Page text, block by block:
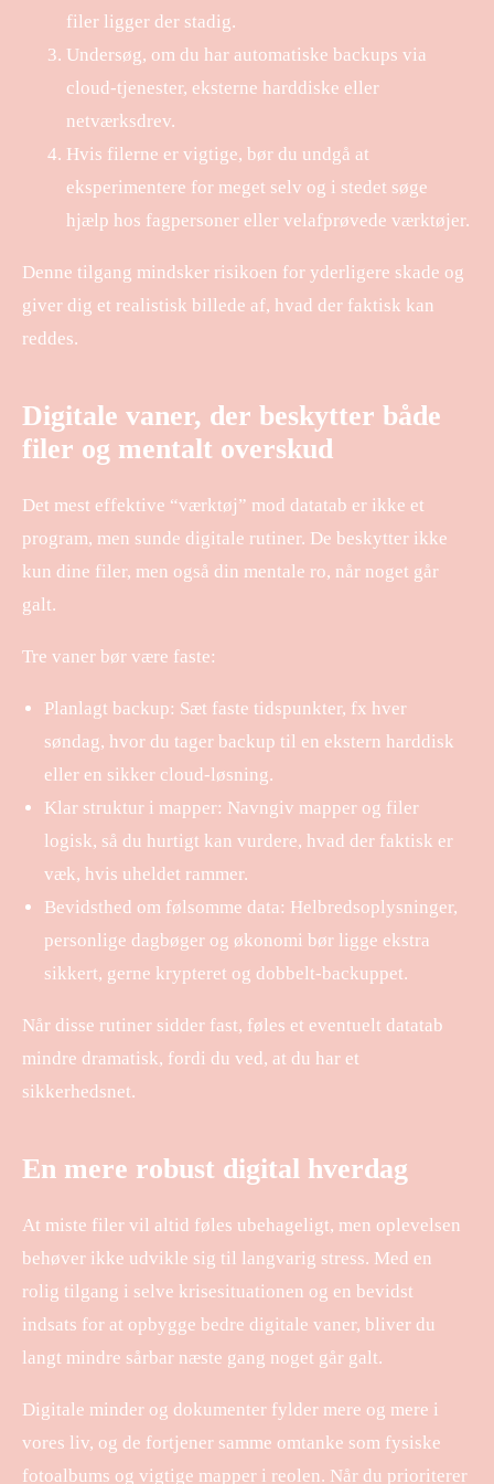
filer ligger der stadig.
Undersøg, om du har automatiske backups via
cloud-tjenester, eksterne harddiske eller
netværksdrev.
Hvis filerne er vigtige, bør du undgå at
eksperimentere for meget selv og i stedet søge
hjælp hos fagpersoner eller velafprøvede værktøjer.
Denne tilgang mindsker risikoen for yderligere skade og
giver dig et realistisk billede af, hvad der faktisk kan
reddes.
Digitale vaner, der beskytter både
filer og mentalt overskud
Det mest effektive “værktøj” mod datatab er ikke et
program, men sunde digitale rutiner. De beskytter ikke
kun dine filer, men også din mentale ro, når noget går
galt.
Tre vaner bør være faste:
Planlagt backup: Sæt faste tidspunkter, fx hver
søndag, hvor du tager backup til en ekstern harddisk
eller en sikker cloud-løsning.
Klar struktur i mapper: Navngiv mapper og filer
logisk, så du hurtigt kan vurdere, hvad der faktisk er
væk, hvis uheldet rammer.
Bevidsthed om følsomme data: Helbredsoplysninger,
personlige dagbøger og økonomi bør ligge ekstra
sikkert, gerne krypteret og dobbelt-backuppet.
Når disse rutiner sidder fast, føles et eventuelt datatab
mindre dramatisk, fordi du ved, at du har et
sikkerhedsnet.
En mere robust digital hverdag
At miste filer vil altid føles ubehageligt, men oplevelsen
behøver ikke udvikle sig til langvarig stress. Med en
rolig tilgang i selve krisesituationen og en bevidst
indsats for at opbygge bedre digitale vaner, bliver du
langt mindre sårbar næste gang noget går galt.
Digitale minder og dokumenter fylder mere og mere i
vores liv, og de fortjener samme omtanke som fysiske
fotoalbums og vigtige mapper i reolen. Når du prioriterer